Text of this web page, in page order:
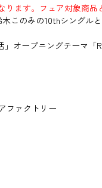
ます。フェア対象商
このみの10thシングル
オープニングテーマ「
ファクトリー